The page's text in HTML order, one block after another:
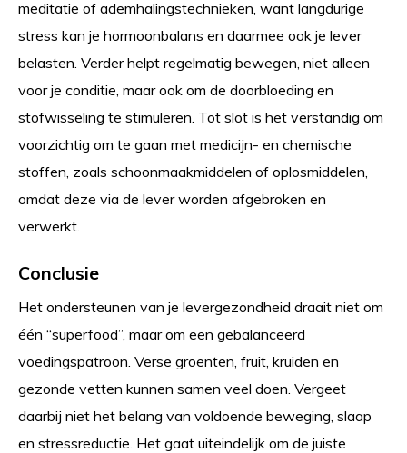
meditatie of ademhalingstechnieken, want langdurige
stress kan je hormoonbalans en daarmee ook je lever
belasten. Verder helpt regelmatig bewegen, niet alleen
voor je conditie, maar ook om de doorbloeding en
stofwisseling te stimuleren. Tot slot is het verstandig om
voorzichtig om te gaan met medicijn- en chemische
stoffen, zoals schoonmaakmiddelen of oplosmiddelen,
omdat deze via de lever worden afgebroken en
verwerkt.
Conclusie
Het ondersteunen van je levergezondheid draait niet om
één “superfood”, maar om een gebalanceerd
voedingspatroon. Verse groenten, fruit, kruiden en
gezonde vetten kunnen samen veel doen. Vergeet
daarbij niet het belang van voldoende beweging, slaap
en stressreductie. Het gaat uiteindelijk om de juiste